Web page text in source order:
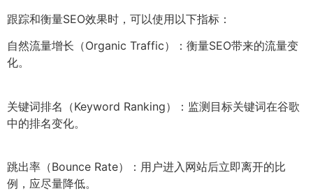
跟踪和衡量SEO效果时，可以使用以下指标：
自然流量增长（Organic Traffic）：衡量SEO带来的流量变
化。
关键词排名（Keyword Ranking）：监测目标关键词在谷歌
中的排名变化。
跳出率（Bounce Rate）：用户进入网站后立即离开的比
例，应尽量降低。